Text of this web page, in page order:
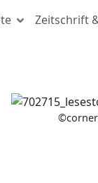
Zeitschrift
©